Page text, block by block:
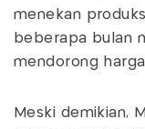
menekan
beberapa bulan
mendorong
Meski demikian,